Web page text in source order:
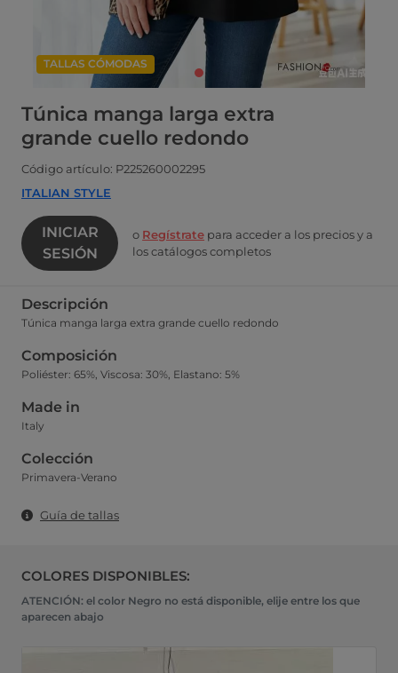
TALLAS CÓMODAS
Túnica manga larga extra
grande cuello redondo
Código artículo: P225260002295
ITALIAN STYLE
INICIAR
SESIÓN
o Regístrate para acceder a los precios y a
los catálogos completos
Descripción
Túnica manga larga extra grande cuello redondo
Composición
Poliéster: 65%, Viscosa: 30%, Elastano: 5%
Made in
Italy
Colección
Primavera-Verano
Guía de tallas
COLORES DISPONIBLES:
ATENCIÓN: el color Negro no está disponible, elije entre los que
aparecen abajo